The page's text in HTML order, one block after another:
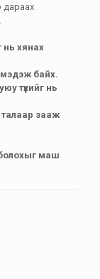
дараах
нь хянах
мэдэж байх.
түүхийг нь
зааж
маш